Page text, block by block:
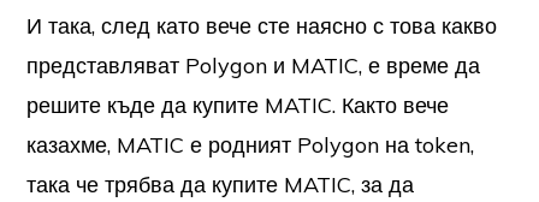
И така, след като вече сте наясно с това какво
представляват Polygon и MATIC, е време да
решите къде да купите MATIC. Както вече
казахме, MATIC е родният Polygon на token,
така че трябва да купите MATIC, за да